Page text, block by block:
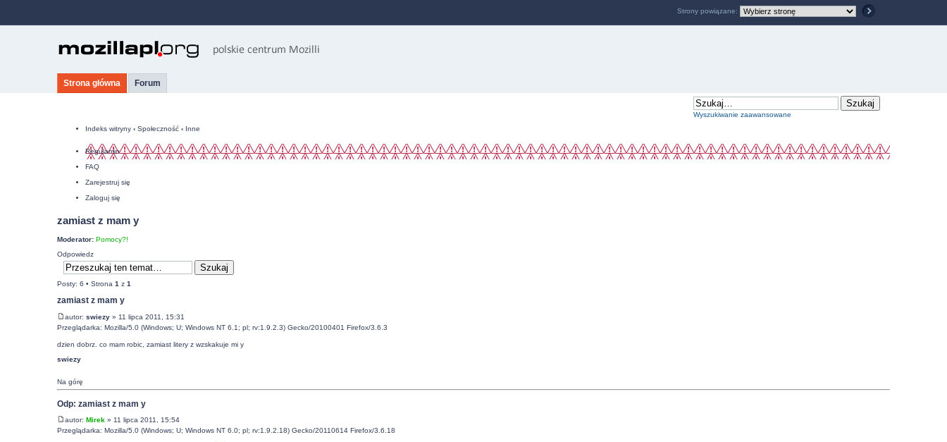
Strona główna Forum
Wyszukiwanie zaawansowane
Indeks witryny ‹ Społeczność ‹ Inne
Regulamin
FAQ
Zarejestruj się
Zaloguj się
zamiast z mam y
Moderator: Pomocy?!
Odpowiedz
Posty: 6 • Strona 1 z 1
zamiast z mam y
autor: swiezy» 11 lipca 2011, 15:31
Przeglądarka: Mozilla/5.0 (Windows; U; Windows NT 6.1; pl; rv:1.9.2.3) Gecko/20100401 Firefox/3.6.3
dzien dobrz. co mam robic, zamiast litery z wzskakuje mi y
swiezy
Na górę
Odp: zamiast z mam y
autor: Mirek» 11 lipca 2011, 15:54
Przeglądarka: Mozilla/5.0 (Windows; U; Windows NT 6.0; pl; rv:1.9.2.18) Gecko/20110614 Firefox/3.6.18
Strony powiązane: